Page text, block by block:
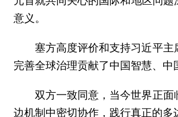
意义。
塞方高度评价和支持习近平
完善全球治理贡献了中国智慧、
双方一致同意，当今世界正
边机制中密切协作，践行真正的